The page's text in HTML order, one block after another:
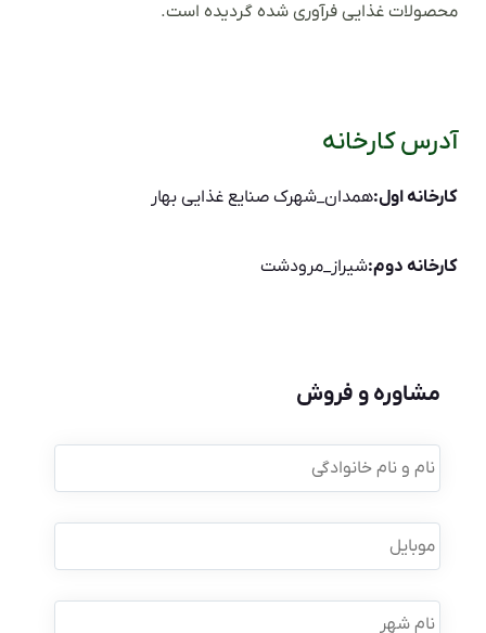
محصولات غذایی فرآوری شده گردیده است.
آدرس کارخانه
کارخانه اول:همدان_شهرک صنایع غذایی بهار
کارخانه دوم:شیراز_مرودشت
مشاوره و فروش
نام
و
نام
موبایل *
نام
شهر